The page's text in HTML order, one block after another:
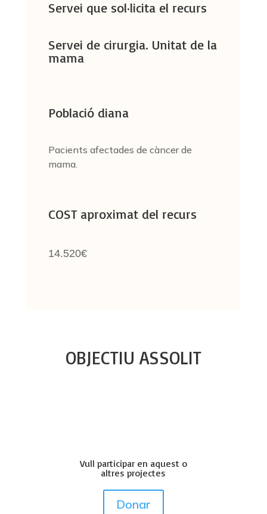
Servei que sol·licita el recurs
Servei de cirurgia. Unitat de la
mama
Població diana
Pacients afectades de càncer de
mama.
COST aproximat del recurs
14.520€
OBJECTIU ASSOLIT
Vull participar en aquest o
altres projectes
Donar